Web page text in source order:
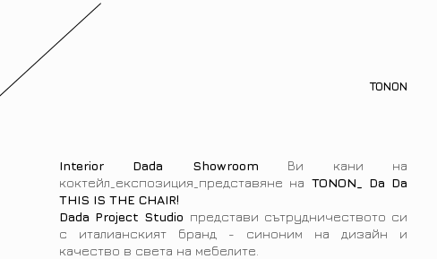
TONON
Interior Dada Showroom Ви кани на
коктейл_експозиция_представяне на TONON_ Da Da
THIS IS THE CHAIR!
Dada Project Studio представи сътрудничеството си
с италианският бранд - синоним на дизайн и
качество в света на мебелите.